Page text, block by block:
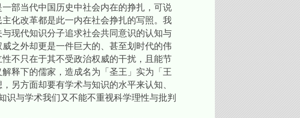
部当代中国历史中社会内在的挣扎，可说
化改革都是此一内在社会挣扎的写照。我
现代知识分子追求社会共同意识的认知与
之外却更是一件巨大的、甚至划时代的伟
不只在于其不受政治权威的干扰，且能节
释下的儒家，造成名为「圣王」实为「王
另方面却要有学术与知识的水平来认知、
识与学术我们又不能不重视科学理性与批判